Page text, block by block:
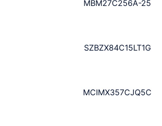
MBM27C256A-25
SZBZX84C15LT1G
MCIMX357CJQ5C